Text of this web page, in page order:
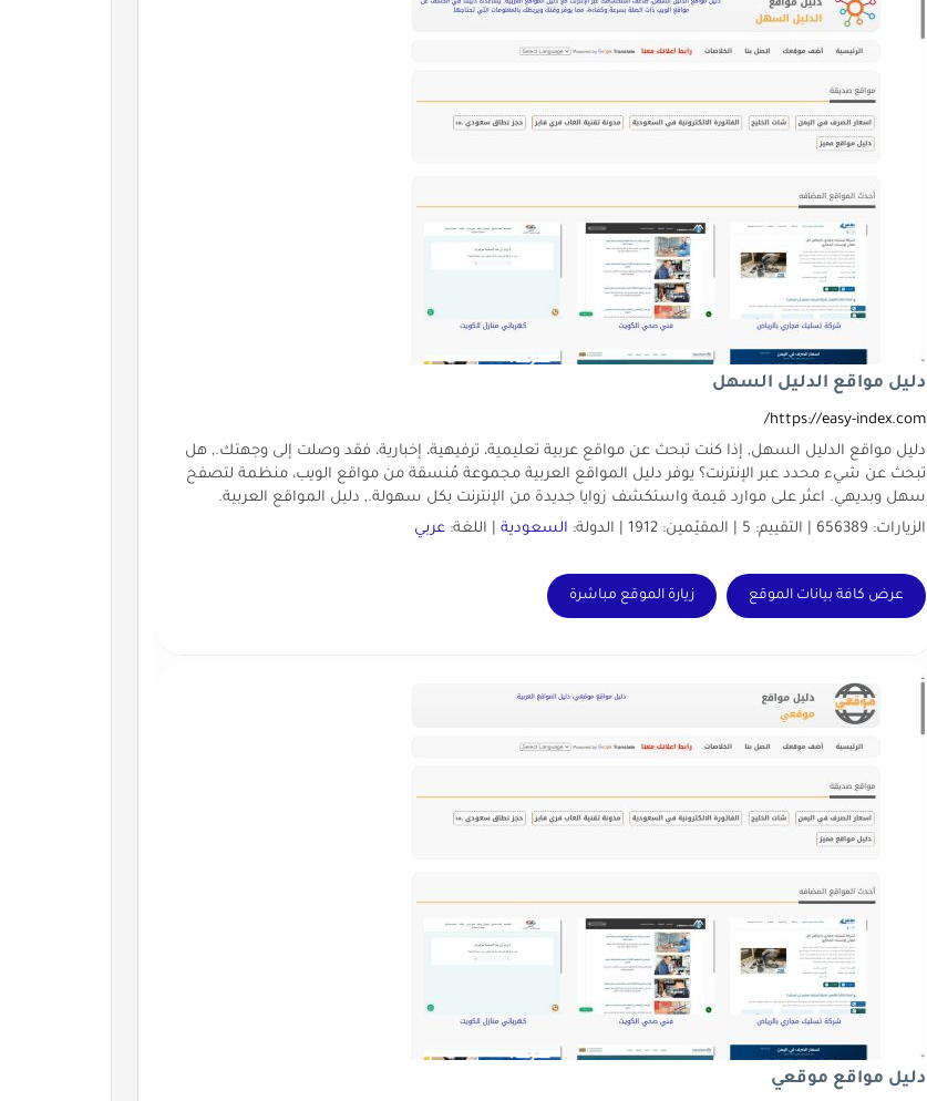
دليل مواقع الدليل السهل
https://easy-index.com/
دليل مواقع الدليل السهل, إذا كنت تبحث عن مواقع عربية تعليمية، ترفيهية، إخبارية، فقد وصلت إلى وجهتك., هل
تبحث عن شيء محدد عبر الإنترنت؟ يوفر دليل المواقع العربية مجموعة مُنسقة من مواقع الويب، منظمة لتصفح
سهل وبديهي. اعثر على موارد قيمة واستكشف زوايا جديدة من الإنترنت بكل سهولة., دليل المواقع العربية.
الزيارات: 656389 | التقييم: 5 | المقيّمين: 1912 | الدولة:
السعودية| اللغة: عربي
عرض كافة بيانات الموقع زيارة الموقع مباشرة
دليل مواقع موقعي